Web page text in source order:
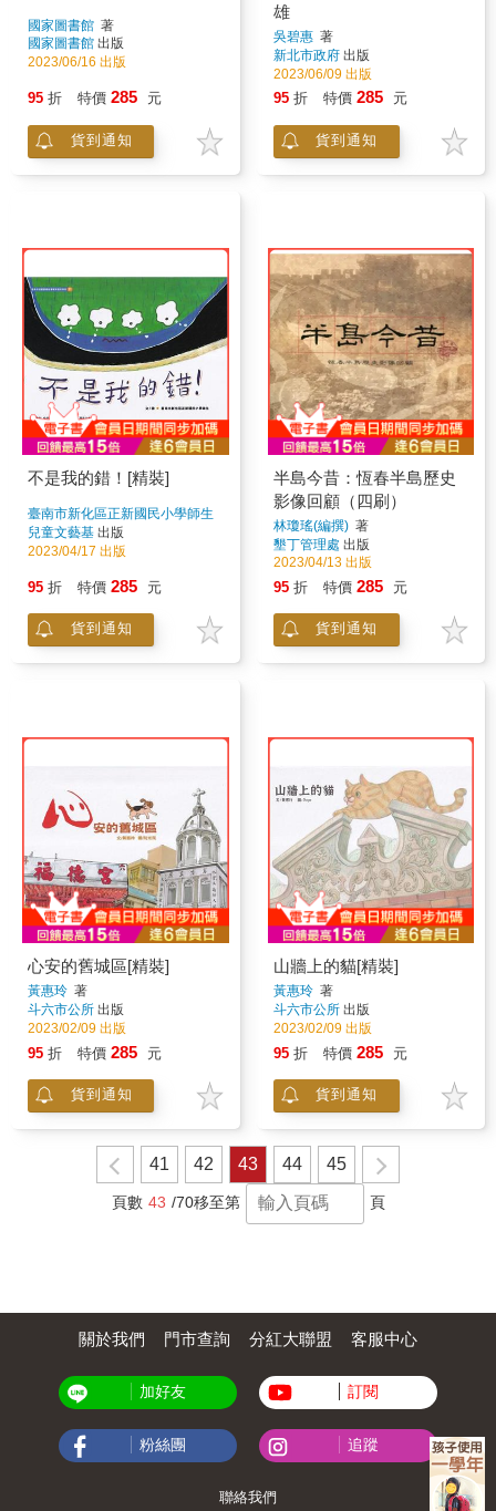
國家圖書館 著
國家圖書館 出版
2023/06/16 出版
95 折 特價 285 元
貨到通知
雄
吳碧惠著
新北市政府出版
2023/06/09 出版
95 折 特價 285 元
貨到通知
不是我的錯！[精裝]
臺南市新化區正新國民小學師生
故事編寫著
兒童文藝基 出版
2023/04/17 出版
95 折 特價 285 元
貨到通知
半島今昔：恆春半島歷史
影像回顧（四刷）
林瓊瑤(編撰)著
墾丁管理處 出版
2023/04/13 出版
95 折 特價 285 元
貨到通知
心安的舊城區[精裝]
黃惠玲 著
斗六市公所 出版
2023/02/09 出版
95 折 特價 285 元
貨到通知
山牆上的貓[精裝]
黃惠玲著
斗六市公所出版
2023/02/09 出版
95 折 特價 285 元
貨到通知
41 42 43 44 45
頁數 43 /70移至第 頁
關於我們 門市查詢 分紅大聯盟 客服中心
加好友 訂閱
粉絲團 追蹤
聯絡我們